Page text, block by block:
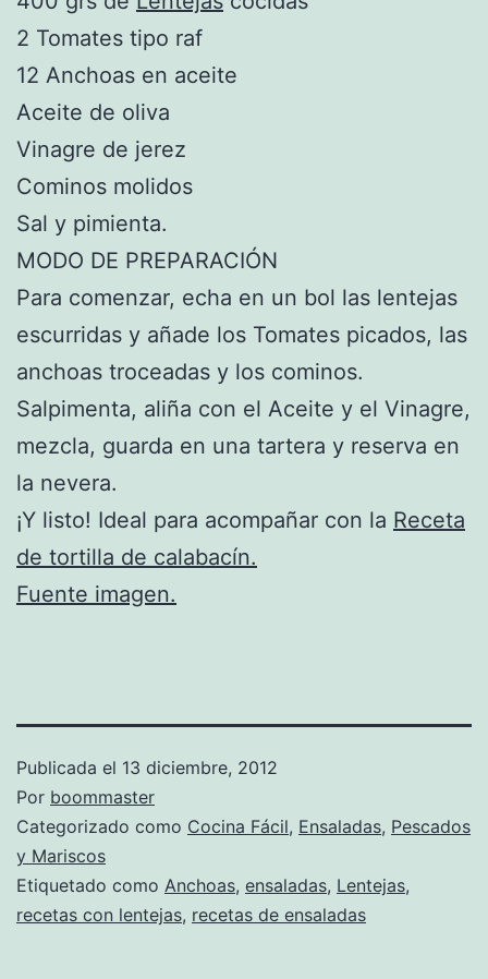
2 Tomates tipo raf
12 Anchoas en aceite
Aceite de oliva
Vinagre de jerez
Cominos molidos
Sal y pimienta.
MODO DE PREPARACIÓN
Para comenzar, echa en un bol las lentejas
escurridas y añade los Tomates picados, las
anchoas troceadas y los cominos.
Salpimenta, aliña con el Aceite y el Vinagre,
mezcla, guarda en una tartera y reserva en
la nevera.
¡Y listo! Ideal para acompañar con la Receta
de tortilla de calabacín.
Fuente imagen.
Publicada el 13 diciembre, 2012
Por boommaster
Categorizado como Cocina Fácil, Ensaladas, Pescados
y Mariscos
Etiquetado como Anchoas, ensaladas, Lentejas,
recetas con lentejas, recetas de ensaladas